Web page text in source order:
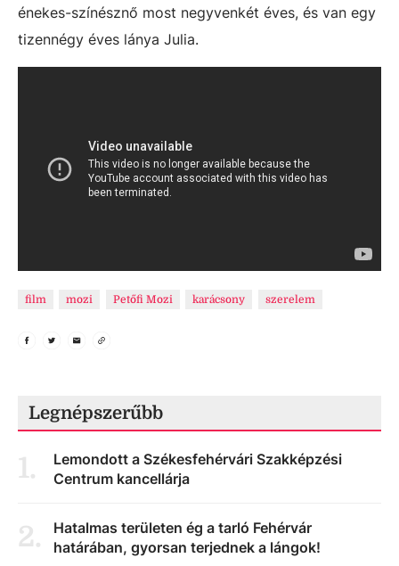
énekes-színésznő most negyvenkét éves, és van egy
tizennégy éves lánya Julia.
film mozi Petőfi Mozi karácsony szerelem
Legnépszerűbb
1.
Lemondott a Székesfehérvári Szakképzési
Centrum kancellárja
2.
Hatalmas területen ég a tarló Fehérvár
határában, gyorsan terjednek a lángok!